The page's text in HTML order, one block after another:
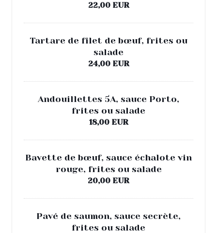
22,00 EUR
Tartare de filet de bœuf, frites ou
salade
24,00 EUR
Andouillettes 5A, sauce Porto,
frites ou salade
18,00 EUR
Bavette de bœuf, sauce échalote vin
rouge, frites ou salade
20,00 EUR
Pavé de saumon, sauce secrète,
frites ou salade
LE 77EME